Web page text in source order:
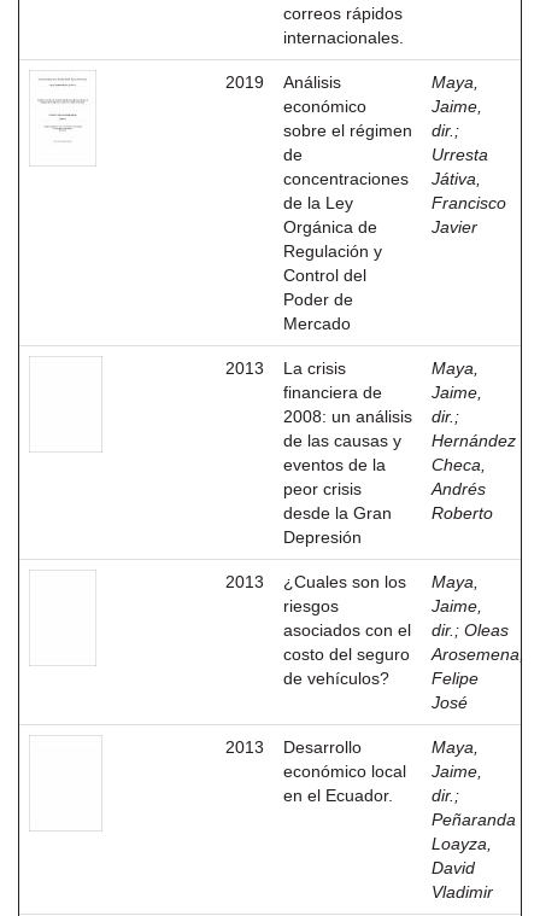
correos rápidos
internacionales.
2019
Análisis
económico
sobre el régimen
de
concentraciones
de la Ley
Orgánica de
Regulación y
Control del
Poder de
Mercado
Maya,
Jaime,
dir. ;
Urresta
Játiva,
Francisco
Javier
2013
La crisis
financiera de
2008: un análisis
de las causas y
eventos de la
peor crisis
desde la Gran
Depresión
Maya,
Jaime,
dir. ;
Hernández
Checa,
Andrés
Roberto
2013
¿Cuales son los
riesgos
asociados con el
costo del seguro
de vehículos?
Maya,
Jaime,
dir. ; Oleas
Arosemena,
Felipe
José
2013
Desarrollo
económico local
en el Ecuador.
Maya,
Jaime,
dir. ;
Peñaranda
Loayza,
David
Vladimir